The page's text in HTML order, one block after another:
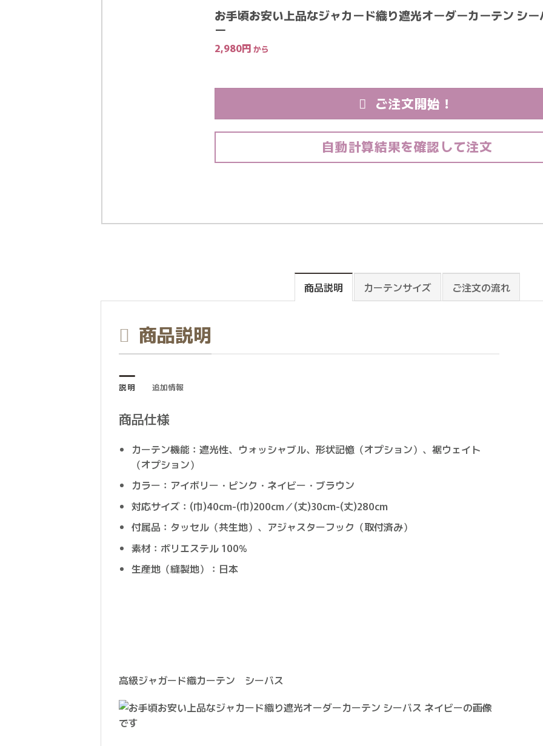
お手頃お安い上品なジャカード織り遮光オーダーカーテン シー
ー
2,980円
ご注文開始！
自動計算結果を確認して注文
商品説明 カーテンサイズ ご注文の流れ
商品説明
説明 追加情報
商品仕様
カーテン機能：遮光性、ウォッシャブル、形状記憶（オプション）、裾ウェイト
（オプション）
カラー：アイボリー・ピンク・ネイビー・ブラウン
対応サイズ：(巾)40cm-(巾)200cm／(丈)30cm-(丈)280cm
付属品：タッセル（共生地）、アジャスターフック（取付済み）
素材：ポリエステル 100%
生産地（縫製地）：日本
高級ジャガード織カーテン シーバス